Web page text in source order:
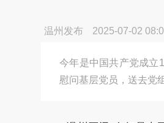
温州发布 2025-07-02
今年是中国共产党成立
慰问基层党员，送去党